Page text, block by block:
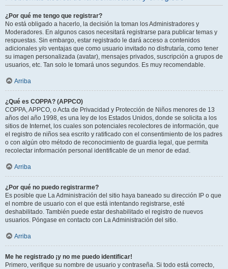
¿Por qué me tengo que registrar?
No está obligado a hacerlo, la decisión la toman los Administradores y
Moderadores. En algunos casos necesitará registrarse para publicar temas y
respuestas. Sin embargo, estar registrado le dará acceso a contenidos
adicionales y/o ventajas que como usuario invitado no disfrutaría, como tener
su imagen personalizada (avatar), mensajes privados, suscripción a grupos de
usuarios, etc. Tan solo le tomará unos segundos. Es muy recomendable.
Arriba
¿Qué es COPPA? (APPCO)
COPPA, APPCO, o Acta de Privacidad y Protección de Niños menores de 13
años del año 1998, es una ley de los Estados Unidos, donde se solicita a los
sitios de Internet, los cuales son potenciales recolectores de información, que
el registro de niños sea escrito y ratificado con el consentimiento de los padres
o con algún otro método de reconocimiento de guardia legal, que permita
recolectar información personal identificable de un menor de edad.
Arriba
¿Por qué no puedo registrarme?
Es posible que La Administración del sitio haya baneado su dirección IP o que
el nombre de usuario con el que está intentando registrarse, esté
deshabilitado. También puede estar deshabilitado el registro de nuevos
usuarios. Póngase en contacto con La Administración del sitio.
Arriba
Me he registrado ¡y no me puedo identificar!
Primero, verifique su nombre de usuario y contraseña. Si todo está correcto,